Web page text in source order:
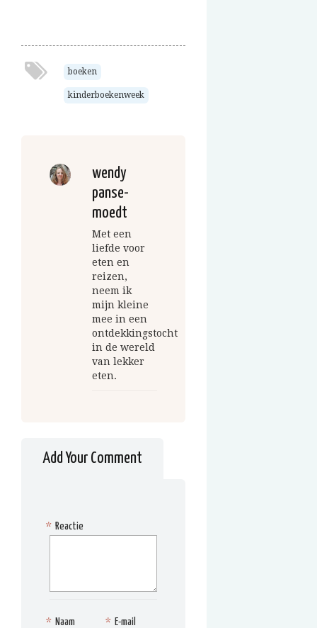
boeken
kinderboekenweek
wendy
panse-
moedt
Met een
liefde voor
eten en
reizen,
neem ik
mijn kleine
mee in een
ontdekkingstocht
in de wereld
van lekker
eten.
Add Your Comment
Reactie
*
Naam
* E-mail
*